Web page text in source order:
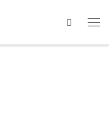
Search